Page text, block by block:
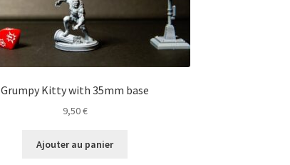
Grumpy Kitty with 35mm base
9,50€
Ajouter au panier